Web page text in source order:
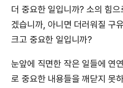
더 중요한 일입니까? 소의 힘
겠습니까, 아니면 더러워질 구
크고 중요한 일입니까?
눈앞에 직면한 작은 일들에 연
로 중요한 내용들을 깨닫지 못